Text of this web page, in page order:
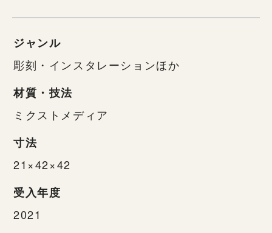
ジャンル
彫刻・インスタレーションほか
材質・技法
ミクストメディア
寸法
21×42×42
受入年度
2021